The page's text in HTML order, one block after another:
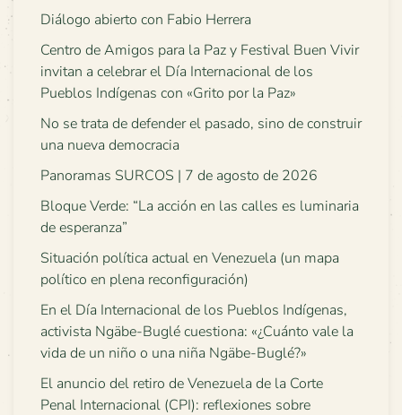
Diálogo abierto con Fabio Herrera
Centro de Amigos para la Paz y Festival Buen Vivir
invitan a celebrar el Día Internacional de los
Pueblos Indígenas con «Grito por la Paz»
No se trata de defender el pasado, sino de construir
una nueva democracia
Panoramas SURCOS | 7 de agosto de 2026
Bloque Verde: “La acción en las calles es luminaria
de esperanza”
Situación política actual en Venezuela (un mapa
político en plena reconfiguración)
En el Día Internacional de los Pueblos Indígenas,
activista Ngäbe-Buglé cuestiona: «¿Cuánto vale la
vida de un niño o una niña Ngäbe-Buglé?»
El anuncio del retiro de Venezuela de la Corte
Penal Internacional (CPI): reflexiones sobre